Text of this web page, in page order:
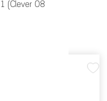
(Clever 08